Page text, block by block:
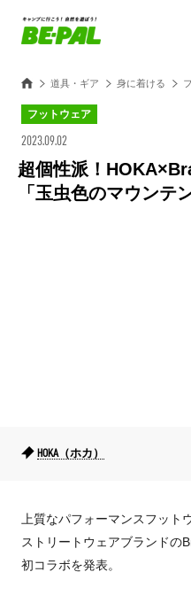
道具・ギア 身に着ける
フットウェア
2023.09.02
超個性派！
「玉虫色のマウンテ
HOKA（ホカ）
上質なパフォーマンスフット
ストリートウェアブランドの
初コラボを発表。